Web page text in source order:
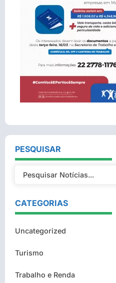
PESQUISAR
CATEGORIAS
Uncategorized
Turismo
Trabalho e Renda